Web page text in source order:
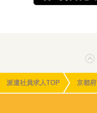
派遣社員求人TOP 京都府